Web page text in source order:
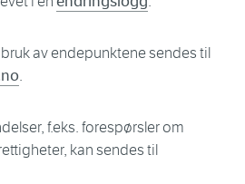
av endepunktene sendes til
.
f.eks. forespørsler om
kan sendes til